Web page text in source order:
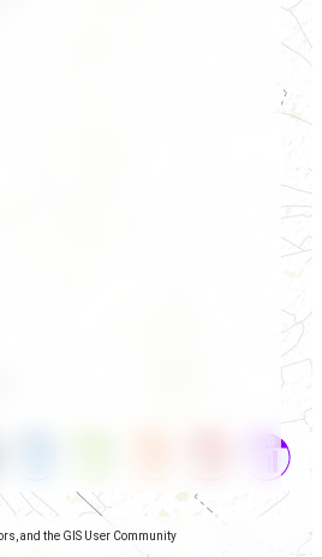
and the GIS User Community